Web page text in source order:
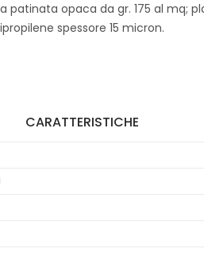
patinata opaca da gr. 175 al mq;
spessore 15 micron.
CARATTERISTICHE